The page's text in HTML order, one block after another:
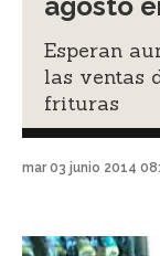
Esperan
las ventas
frituras
mar 03 junio 2014